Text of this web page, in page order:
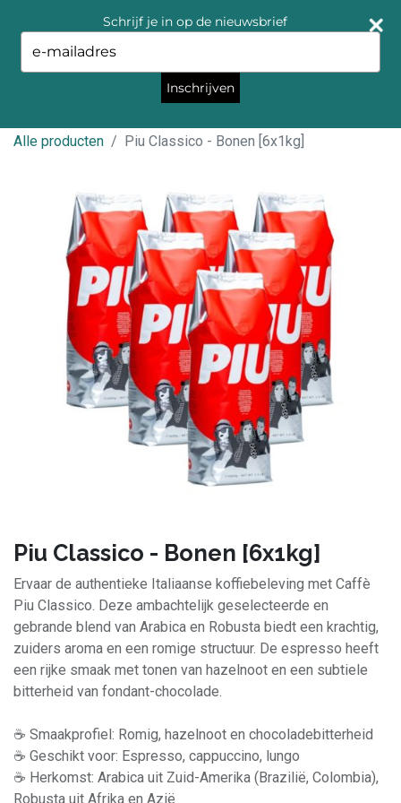
Alle producten Piu Classico - Bonen [6x1kg]
Piu Classico - Bonen [6x1kg]
Ervaar de authentieke Italiaanse koffiebeleving met Caffè
Piu Classico. Deze ambachtelijk geselecteerde en
gebrande blend van Arabica en Robusta biedt een krachtig,
zuiders aroma en een romige structuur. De espresso heeft
een rijke smaak met tonen van hazelnoot en een subtiele
bitterheid van fondant-chocolade.
☕ Smaakprofiel: Romig, hazelnoot en chocoladebitterheid
☕ Geschikt voor: Espresso, cappuccino, lungo
☕ Herkomst: Arabica uit Zuid-Amerika (Brazilië, Colombia),
Robusta uit Afrika en Azië
Schrijf je in op de nieuwsbrief
your
email
Inschrijven